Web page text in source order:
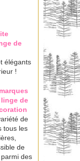
de
élégants
!
marques
de
de
tous les
de
des